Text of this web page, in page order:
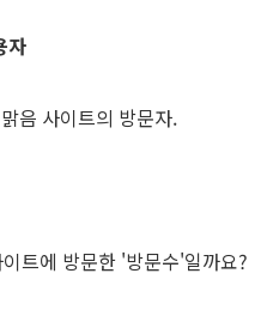
자
음 사이트의 방문자.
트에 방문한 '방문수'일까요?